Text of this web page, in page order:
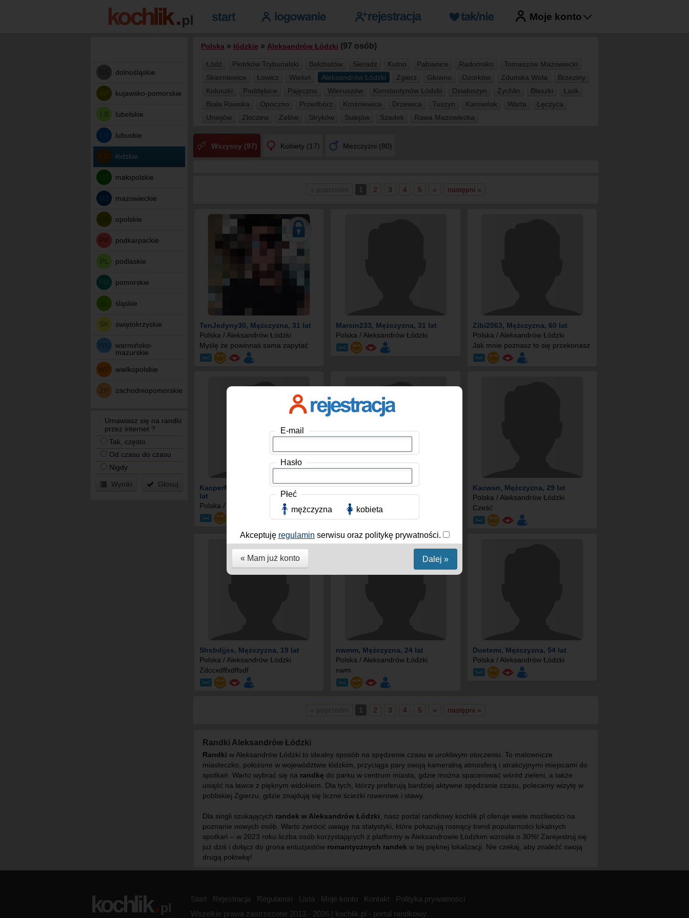
Moje konto
dolnośląskie
kujawsko-pomorskie
LB lubelskie
lubuskie
łódzkie
małopolskie
mazowieckie
opolskie
podkarpackie
PL podlaskie
pomorskie
śląskie
ŚK świętokrzyskie
warmińsko-
mazurskie
WP wielkopolskie
zachodniopomorskie
Umawiasz się na randki
przez internet ?
Tak, często
Od czasu do czasu
Nigdy
Wyniki Głosuj
Polska » łódzkie » Aleksandrów Łódzki (97 osób)
Łódź Piotrków Trybunalski Bełchatów Sieradz Kutno Pabianice Radomsko
Tomaszów Mazowiecki
Skierniewice
Łowicz Wieluń Aleksandrów Łódzki Zgierz Głowno Ozorków Zduńska Wola
Brzeziny
Koluszki
Poddębice Pajęczno Wieruszów Konstantynów Łódzki Działoszyn Żychlin Błaszki
Łask
Biała Rawska
Opoczno Przedbórz Krośniewice Drzewica Tuszyn Kamieńsk Warta
Łęczyca
Uniejów
Złoczew Zelów Stryków Sulejów Szadek Rawa Mazowiecka
Wszyscy (97) Kobiety (17) Meżczyźni (80)
1 2 3 4 5 » następni »
TenJedyny30, Mężczyzna, 31 lat
Polska / Aleksandrów Łódzki
Myślę że powinnaś sama zapytać
Marcin233, Mężczyzna, 31 lat
Polska / Aleksandrów Łódzki
Zibi2563, Mężczyzna, 60 lat
Polska / Aleksandrów Łódzki
Jak mnie poznasz to się przekonasz
KacperMineciarz
, Mężczyzna, 20
lat
Polska / Aleksandrów Łódzki
Dany66, Mężczyzna, 26 lat
Polska / Aleksandrów Łódzki
Kacwan, Mężczyzna, 29 lat
Polska / Aleksandrów Łódzki
Cześć
Shsbdjjss, Mężczyzna, 19 lat
Polska / Aleksandrów Łódzki
Zdccxdffxdffsdf
nwmm, Mężczyzna, 24 lat
Polska / Aleksandrów Łódzki
nwm
Duetemi, Mężczyzna, 54 lat
Polska / Aleksandrów Łódzki
1 2 3 4 5 » następni »
Randki Aleksandrów Łódzki
Randki w Aleksandrów Łódzki to idealny sposób na spędzenie czasu w urokliwym otoczeniu. To malownicze
miasteczko, położone w województwie łódzkim, przyciąga pary swoją kameralną atmosferą i atrakcyjnymi miejscami do
spotkań. Warto wybrać się na randkę do parku w centrum miasta, gdzie można spacerować wśród zieleni, a także
usiąść na ławce z pięknym widokiem. Dla tych, którzy preferują bardziej aktywne spędzanie czasu, polecamy wizytę w
pobliskiej Zgierzu, gdzie znajdują się liczne ścieżki rowerowe i stawy.
Dla singli szukających randek w Aleksandrów Łódzki , nasz portal randkowy kochlik.pl oferuje wiele możliwości na
poznanie nowych osób. Warto zwrócić uwagę na statystyki, które pokazują rosnący trend popularności lokalnych
spotkań – w 2023 roku liczba osób korzystających z platformy w Aleksandrowie Łódzkim wzrosła o 30%! Zarejestruj się
już dziś i dołącz do grona entuzjastów romantycznych randek w tej pięknej lokalizacji. Nie czekaj, aby znaleźć swoją
drugą połówkę!
Start Rejestracja Regulamin Lista Moje konto Kontakt
Polityka prywatności
Wszelkie prawa zastrzeżone 2013 - 2026 | kochlik.pl - portal randkowy.
E-mail
Hasło
Płeć
mężczyzna
kobieta
Akceptuję regulamin serwisu oraz politykę prywatności.
« Mam już konto Dalej »